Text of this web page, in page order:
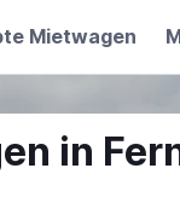
Mietwagen
in